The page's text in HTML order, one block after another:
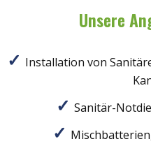
Unsere
Installation von
Sanitär-